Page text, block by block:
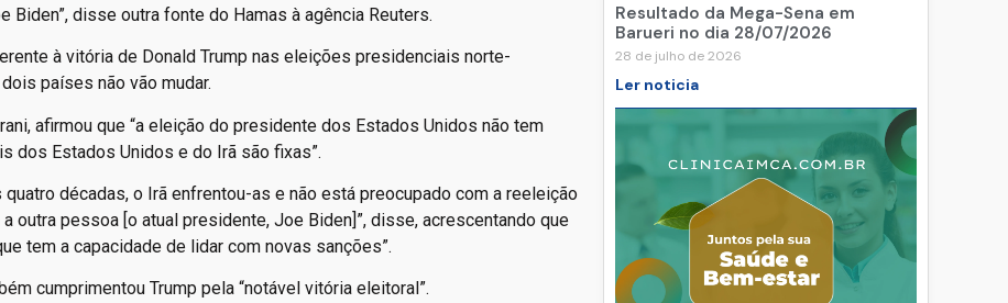
Biden”, disse outra fonte do Hamas à agência Reuters.
à vitória de Donald Trump nas eleições presidenciais norte-
países não vão mudar.
afirmou que “a eleição do presidente dos Estados Unidos não tem
dos Estados Unidos e do Irã são fixas”.
décadas, o Irã enfrentou-as e não está preocupado com a reeleição
outra pessoa [o atual presidente, Joe Biden]”, disse, acrescentando que
tem a capacidade de lidar com novas sanções”.
cumprimentou Trump pela “notável vitória eleitoral”.
Resultado da Mega-Sena em
Barueri no dia 28/07/2026
28 de julho de 2026
Ler noticia